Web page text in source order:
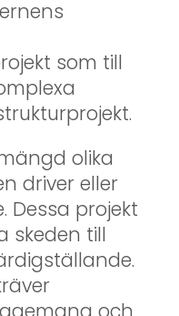
som till
olika
driver eller
Dessa projekt
skeden till